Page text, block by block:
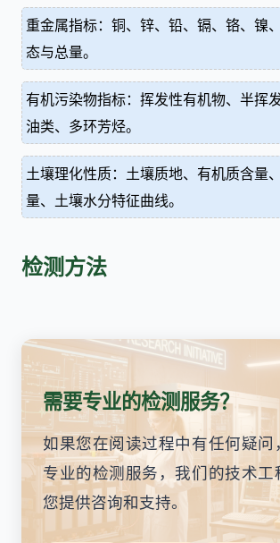
重金属指标：铜、锌、铅、镉、铬、镍
态与总量。
有机污染物指标：挥发性有机物、半挥
油类、多环芳烃。
土壤理化性质：土壤质地、有机质含量
量、土壤水分特征曲线。
检测方法
需要专业的检测服务？
如果您在阅读过程中有任何疑问
专业的检测服务，我们的技术工
您提供咨询和支持。